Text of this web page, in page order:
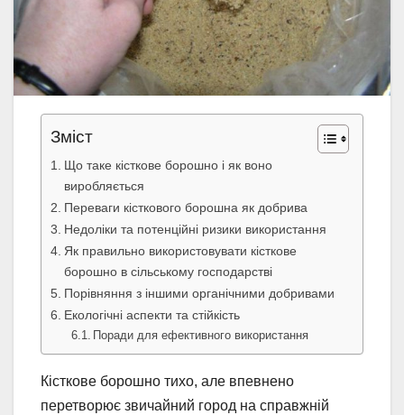
Зміст
Що таке кісткове борошно і як воно
виробляється
Переваги кісткового борошна як добрива
Недоліки та потенційні ризики використання
Як правильно використовувати кісткове
борошно в сільському господарстві
Порівняння з іншими органічними добривами
Екологічні аспекти та стійкість
Поради для ефективного використання
Кісткове борошно тихо, але впевнено
перетворює звичайний город на справжній